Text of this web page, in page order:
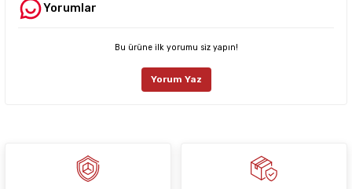
Ürün resmi kalitesiz, bozuk veya görüntülenemiyor.
Ürün fiyatı diğer sitelerden daha pahalı.
Deneyimini Paylaş
Yorumlar
Bu ürüne ilk yorumu siz yapın!
Yorum Yaz